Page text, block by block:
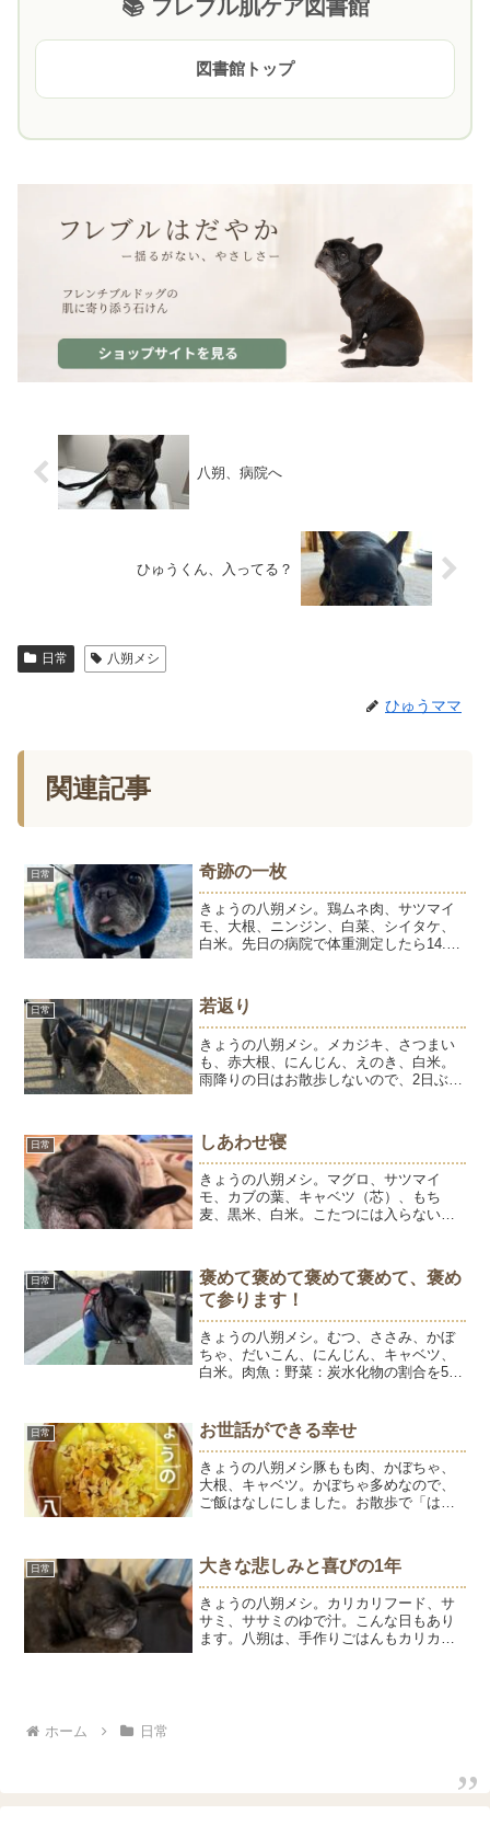
📚 フレブル肌ケア図書館
図書館トップ
八朔、病院へ
ひゅうくん、入ってる？
日常 八朔メシ
ひゅうママ
関連記事
日常 奇跡の一枚
きょうの八朔メシ。鶏ムネ肉、サツマイ
モ、大根、ニンジン、白菜、シイタケ、
白米。先日の病院で体重測定したら14.2
りなんだけどなぁ～。お散歩中のかわい
いショットを撮ろうと頑...
日常 若返り
きょうの八朔メシ。メカジキ、さつまい
も、赤大根、にんじん、えのき、白米。
雨降りの日はお散歩しないので、2日ぶり
の症状が出るのは、ひゅうようで知って
ます。ひゅうようは、今...
日常 しあわせ寝
きょうの八朔メシ。マグロ、サツマイ
モ、カブの葉、キャベツ（芯）、もち
麦、黒米、白米。こたつには入らない八
布団をかけてあげる。これが八朔的こた
つの入り方です。とうちゃんに...
日常
褒めて褒めて褒めて褒めて、褒め
て参ります！
きょうの八朔メシ。むつ、ささみ、かぼ
ちゃ、だいこん、にんじん、キャベツ、
白米。肉魚：野菜：炭水化物の割合を5：
こいっぱいして、膀胱内をきれいに洗い
流す作戦決行中です。...
日常 お世話ができる幸せ
きょうの八朔メシ豚もも肉、かぼちゃ、
大根、キャベツ。かぼちゃ多めなので、
ご飯はなしにしました。お散歩で「はっ
さがなくなり、身体の調子もよさそうで
す。ただ、今だけなんだな...
日常 大きな悲しみと喜びの1年
きょうの八朔メシ。カリカリフード、サ
サミ、ササミのゆで汁。こんな日もあり
ます。八朔は、手作りごはんもカリカリ
ホーム
日常